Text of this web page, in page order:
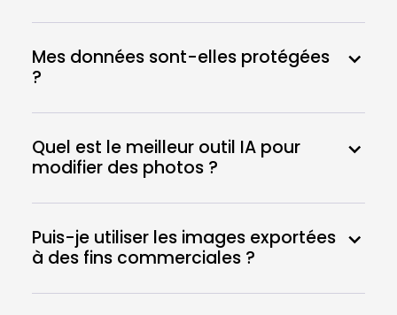
Mes données sont-elles protégées
?
Quel est le meilleur outil IA pour
modifier des photos ?
Puis-je utiliser les images exportées
à des fins commerciales ?